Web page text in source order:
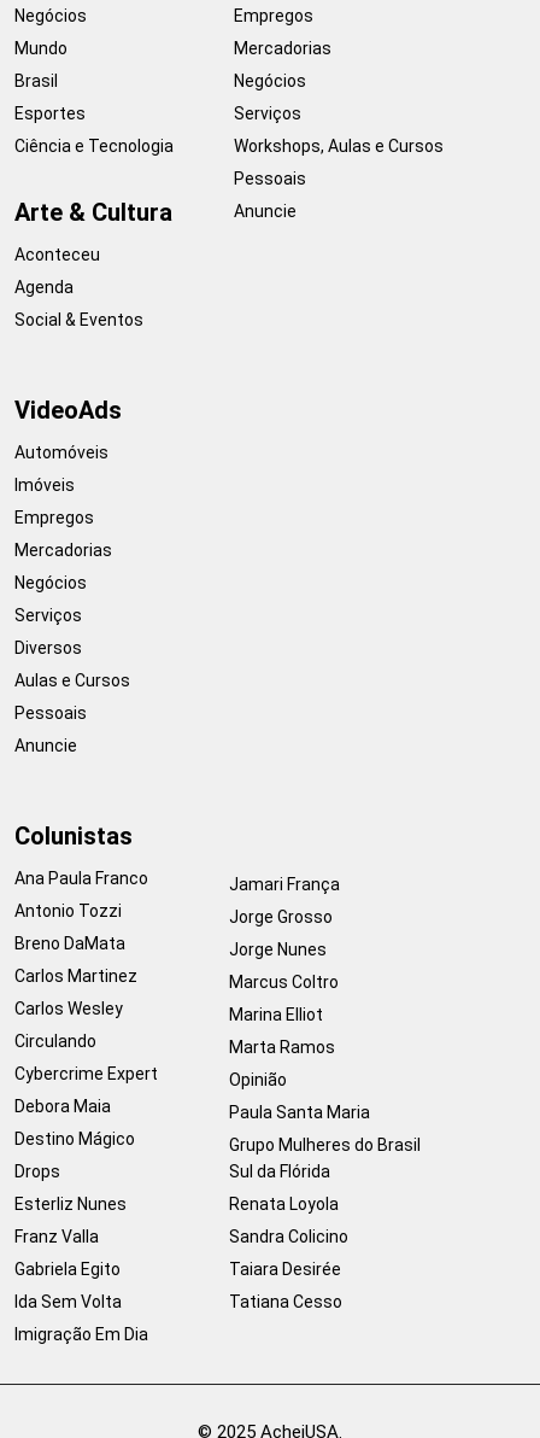
Negócios
Mundo
Brasil
Esportes
Ciência e Tecnologia
Arte & Cultura
Aconteceu
Agenda
Social & Eventos
Empregos
Mercadorias
Negócios
Serviços
Workshops, Aulas e Cursos
Pessoais
Anuncie
VideoAds
Automóveis
Imóveis
Empregos
Mercadorias
Negócios
Serviços
Diversos
Aulas e Cursos
Pessoais
Anuncie
Colunistas
Ana Paula Franco
Antonio Tozzi
Breno DaMata
Carlos Martinez
Carlos Wesley
Circulando
Cybercrime Expert
Debora Maia
Destino Mágico
Drops
Esterliz Nunes
Franz Valla
Gabriela Egito
Ida Sem Volta
Imigração Em Dia
Jamari França
Jorge Grosso
Jorge Nunes
Marcus Coltro
Marina Elliot
Marta Ramos
Opinião
Paula Santa Maria
Grupo Mulheres do Brasil
Sul da Flórida
Renata Loyola
Sandra Colicino
Taiara Desirée
Tatiana Cesso
© 2025 AcheiUSA.